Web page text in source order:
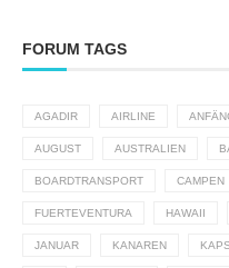
FORUM TAGS
AGADIR AIRLINE
AUGUST AUSTRALIEN
BOARDTRANSPORT CAMPEN
FUERTEVENTURA HAWAII
JANUAR KANAREN